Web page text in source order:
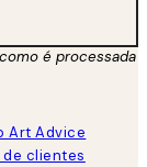
é processada
Art Advice
de clientes